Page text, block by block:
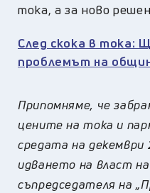
тока, а за ново
След скока в тока:
проблемът на
Припомняме, че
цените на тока и
средата на декември
идването на власт
съпредседателя на